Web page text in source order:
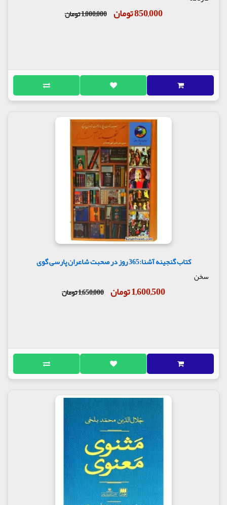
850,000 تومان 1,000,000 تومان
کتاب گنجینه آشنا:365 روز در صحبت شاعران پارسی گوی
سخن
1,600,500 تومان 1,650,000 تومان